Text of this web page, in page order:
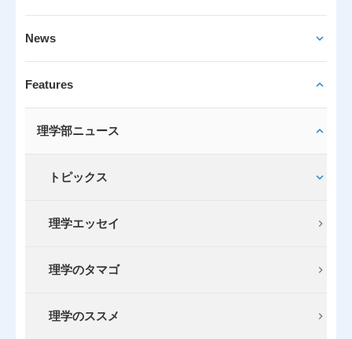
News
Features
理学部ニュース
トピックス
理学エッセイ
理学のタマゴ
理学のススメ